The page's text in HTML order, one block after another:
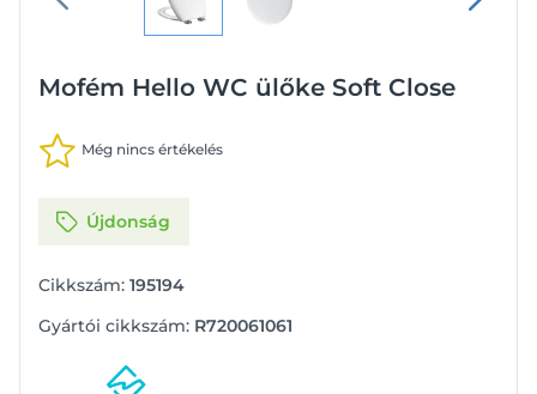
Mofém Hello WC ülőke Soft Close
Még nincs értékelés
Újdonság
Cikkszám: 195194
Gyártói cikkszám: R720061061